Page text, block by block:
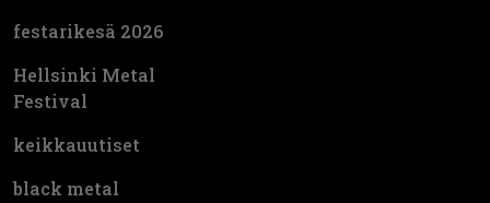
festarikesä 2026
Hellsinki Metal
Festival
keikkauutiset
black metal